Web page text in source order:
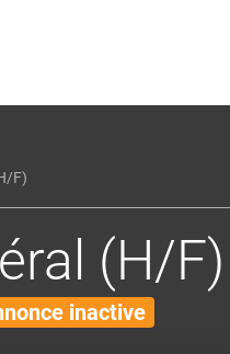
F)
(H/F)
inactive